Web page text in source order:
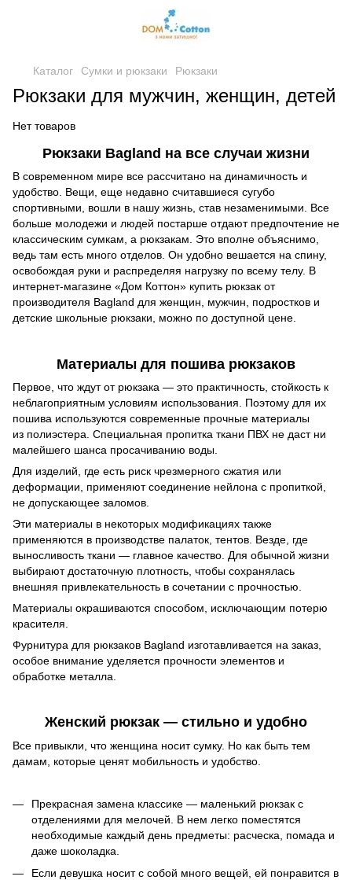
Каталог Сумки и рюкзаки Рюкзаки
Рюкзаки для мужчин, женщин, детей
Нет товаров
Рюкзаки Bagland на все случаи жизни
В современном мире все рассчитано на динамичность и
удобство. Вещи, еще недавно считавшиеся сугубо
спортивными, вошли в нашу жизнь, став незаменимыми. Все
больше молодежи и людей постарше отдают предпочтение не
классическим сумкам, а рюкзакам. Это вполне объяснимо,
ведь там есть много отделов. Он удобно вешается на спину,
освобождая руки и распределяя нагрузку по всему телу. В
интернет-магазине «Дом Коттон» купить рюкзак от
производителя Bagland для женщин, мужчин, подростков и
детские школьные рюкзаки, можно по доступной цене.
Материалы для пошива рюкзаков
Первое, что ждут от рюкзака — это практичность, стойкость к
неблагоприятным условиям использования. Поэтому для их
пошива используются современные прочные материалы
из полиэстера. Специальная пропитка ткани ПВХ не даст ни
малейшего шанса просачиванию воды.
Для изделий, где есть риск чрезмерного сжатия или
деформации, применяют соединение нейлона с пропиткой,
не допускающее заломов.
Эти материалы в некоторых модификациях также
применяются в производстве палаток, тентов. Везде, где
выносливость ткани — главное качество. Для обычной жизни
выбирают достаточную плотность, чтобы сохранялась
внешняя привлекательность в сочетании с прочностью.
Материалы окрашиваются способом, исключающим потерю
красителя.
Фурнитура для рюкзаков Bagland изготавливается на заказ,
особое внимание уделяется прочности элементов и
обработке металла.
Женский рюкзак — стильно и удобно
Все привыкли, что женщина носит сумку. Но как быть тем
дамам, которые ценят мобильность и удобство.
Прекрасная замена классике — маленький рюкзак с
отделениями для мелочей. В нем легко поместятся
необходимые каждый день предметы: расческа, помада и
даже шоколадка.
Если девушка носит с собой много вещей, ей понравится в